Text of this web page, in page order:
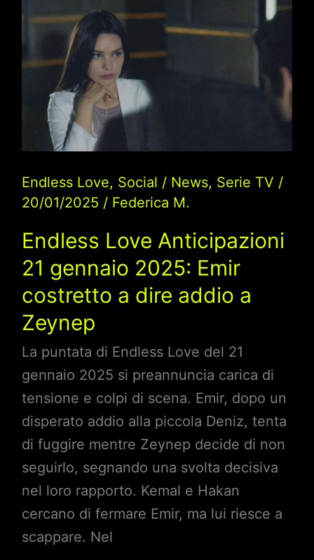
quando
l’ultima
puntata
della
soap
Mediaset?
Endless Love, Social / News, Serie TV /
20/01/2025 / Federica M.
Endless Love Anticipazioni
21 gennaio 2025: Emir
costretto a dire addio a
Zeynep
La puntata di Endless Love del 21
gennaio 2025 si preannuncia carica di
tensione e colpi di scena. Emir, dopo un
disperato addio alla piccola Deniz, tenta
di fuggire mentre Zeynep decide di non
seguirlo, segnando una svolta decisiva
nel loro rapporto. Kemal e Hakan
cercano di fermare Emir, ma lui riesce a
scappare. Nel